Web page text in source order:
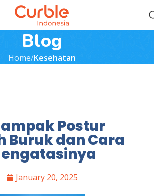
Blog
Home Kesehatan
Postur
Buruk dan Cara
January 20, 2025